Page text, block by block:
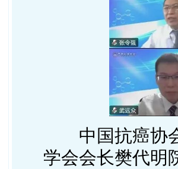
中国抗癌协
学会会长樊代明